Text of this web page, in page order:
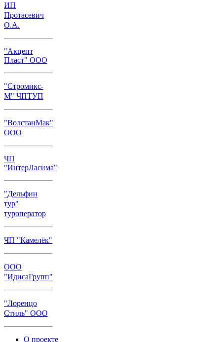
ИП
Протасевич
О.А.
"Акцепт
Пласт" ООО
"Стромикс-
М" ЧПТУП
"ВолстанМак"
ООО
ЧП
"ИнтерЛасима"
"Дельфин
тур"
туроператор
ЧП "Камелёк"
ООО
"ИдисаГрупп"
"Лоренцо
Стиль" ООО
О проекте